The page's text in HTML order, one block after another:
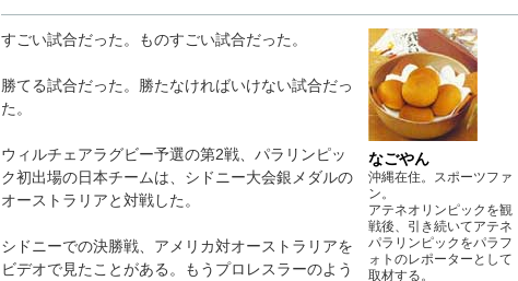
すごい試合だった。ものすごい試合だった。
勝てる試合だった。勝たなければいけない試合だっ
た。
ウィルチェアラグビー予選の第2戦、パラリンピッ
ク初出場の日本チームは、シドニー大会銀メダルの
オーストラリアと対戦した。
シドニーでの決勝戦、アメリカ対オーストラリアを
ビデオで見たことがある。もうプロレスラーのよう
なごやん
沖縄在住。スポーツファ
ン。
アテネオリンピックを観
戦後、引き続いてアテネ
パラリンピックをパラフ
ォトのレポーターとして
取材する。